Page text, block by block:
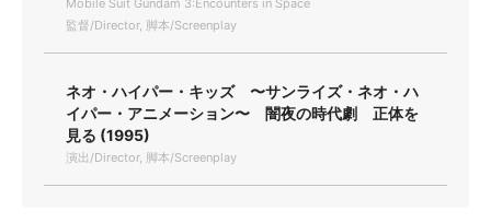
Mobile Suit Gundam 3:Encounters in Space
監督/Director, 脚本/Screenplay
ネオ・ハイパー・キッズ 〜サンライズ・ネオ・ハ
イパー・アニメーション〜 闇夜の時代劇 正体を
見る (1995)
演出/Director, 脚本/Screenplay